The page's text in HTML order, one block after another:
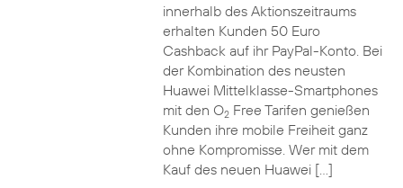
innerhalb des Aktionszeitraums
erhalten Kunden 50 Euro
Cashback auf ihr PayPal-Konto. Bei
der Kombination des neusten
Huawei Mittelklasse-Smartphones
mit den O2Free Tarifen genießen
Kunden ihre mobile Freiheit ganz
ohne Kompromisse. Wer mit dem
Kauf des neuen Huawei […]